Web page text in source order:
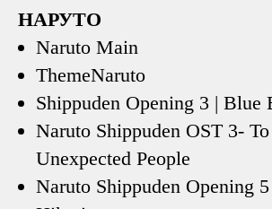
НАРУТО
Naruto Main
ThemeNaruto
Shippuden Opening 3 | Blue
Naruto Shippuden OST 3-
Unexpected People
Naruto Shippuden Opening